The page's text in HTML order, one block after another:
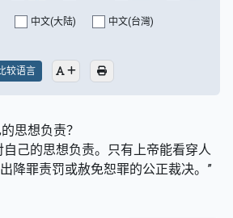
中文(大陆) 中文(台灣)
较语言
思想负责？
自己的思想负责。只有上帝能看穿人
降罪责罚或赦免恕罪的公正裁决。”